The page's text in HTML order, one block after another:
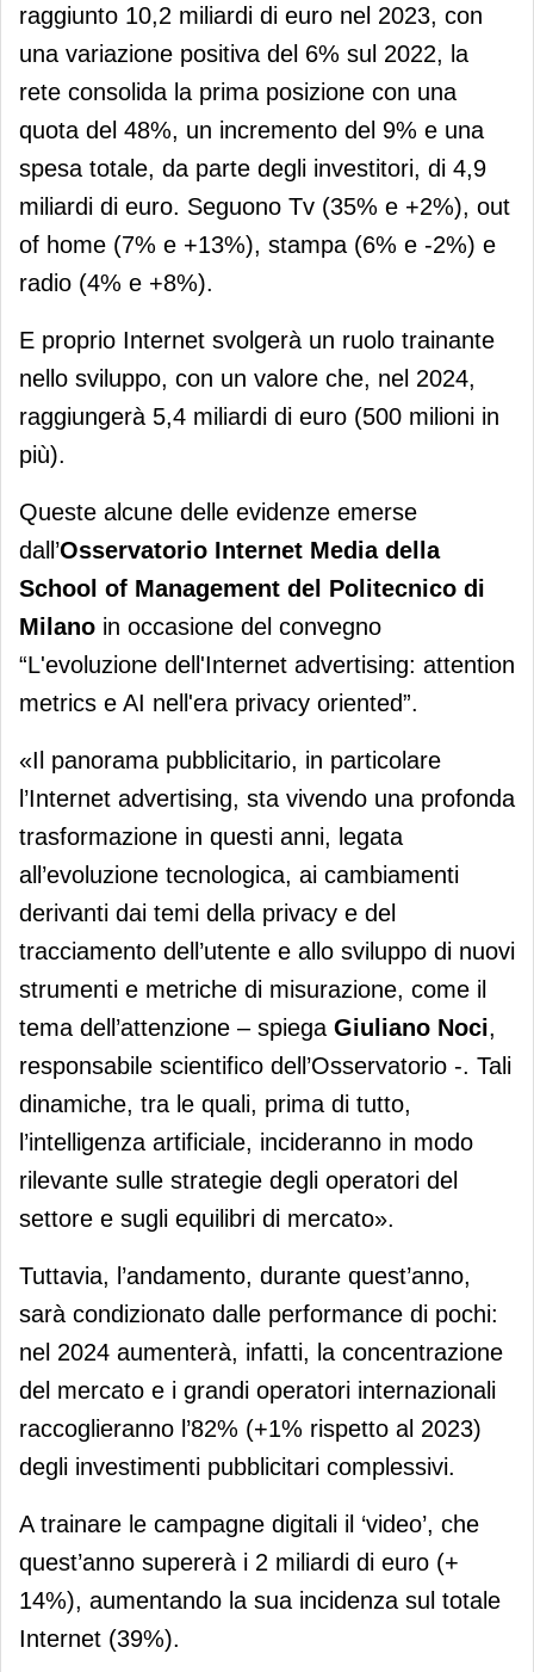
raggiunto 10,2 miliardi di euro nel 2023, con
una variazione positiva del 6% sul 2022, la
rete consolida la prima posizione con una
quota del 48%, un incremento del 9% e una
spesa totale, da parte degli investitori, di 4,9
miliardi di euro. Seguono Tv (35% e +2%), out
of home (7% e +13%), stampa (6% e -2%) e
radio (4% e +8%).
E proprio Internet svolgerà un ruolo trainante
nello sviluppo, con un valore che, nel 2024,
raggiungerà 5,4 miliardi di euro (500 milioni in
più).
Queste alcune delle evidenze emerse
dall’Osservatorio Internet Media della
School of Management del Politecnico di
Milano in occasione del convegno
“L'evoluzione dell'Internet advertising: attention
metrics e AI nell'era privacy oriented”.
«Il panorama pubblicitario, in particolare
l’Internet advertising, sta vivendo una profonda
trasformazione in questi anni, legata
all’evoluzione tecnologica, ai cambiamenti
derivanti dai temi della privacy e del
tracciamento dell’utente e allo sviluppo di nuovi
strumenti e metriche di misurazione, come il
tema dell’attenzione – spiega Giuliano Noci,
responsabile scientifico dell’Osservatorio -. Tali
dinamiche, tra le quali, prima di tutto,
l’intelligenza artificiale, incideranno in modo
rilevante sulle strategie degli operatori del
settore e sugli equilibri di mercato».
Tuttavia, l’andamento, durante quest’anno,
sarà condizionato dalle performance di pochi:
nel 2024 aumenterà, infatti, la concentrazione
del mercato e i grandi operatori internazionali
raccoglieranno l’82% (+1% rispetto al 2023)
degli investimenti pubblicitari complessivi.
A trainare le campagne digitali il ‘video’, che
quest’anno supererà i 2 miliardi di euro (+
14%), aumentando la sua incidenza sul totale
Internet (39%).